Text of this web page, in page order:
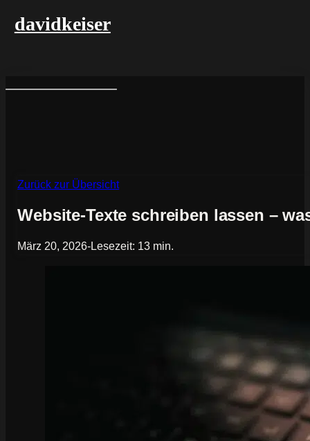
davidkeiser
Zurück zur Übersicht
Website-Texte schreiben lassen –
März 20, 2026-Lesezeit: 13 min.